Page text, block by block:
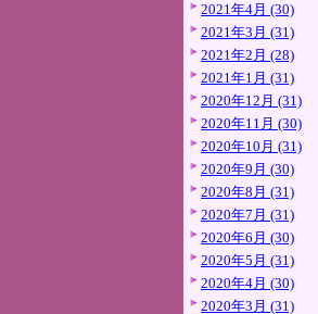
2021年4月 (30)
2021年3月 (31)
2021年2月 (28)
2021年1月 (31)
2020年12月 (31)
2020年11月 (30)
2020年10月 (31)
2020年9月 (30)
2020年8月 (31)
2020年7月 (31)
2020年6月 (30)
2020年5月 (31)
2020年4月 (30)
2020年3月 (31)